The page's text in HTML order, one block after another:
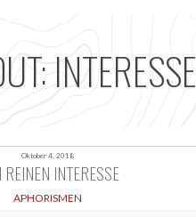
INTERESSE
Oktober 4, 2018
REINEN INTERESSE
APHORISMEN